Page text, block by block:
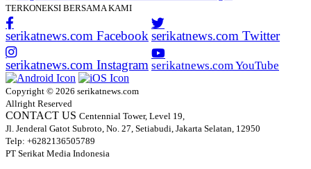
TERKONEKSI BERSAMA KAMI
serikatnews.com Facebook serikatnews.com Twitter
serikatnews.com Instagram serikatnews.com YouTube
Copyright © 2026 serikatnews.com
Allright Reserved
CONTACT US Centennial Tower, Level 19,
Jl. Jenderal Gatot Subroto, No. 27, Setiabudi, Jakarta Selatan, 12950
Telp: +6282136505789
PT Serikat Media Indonesia